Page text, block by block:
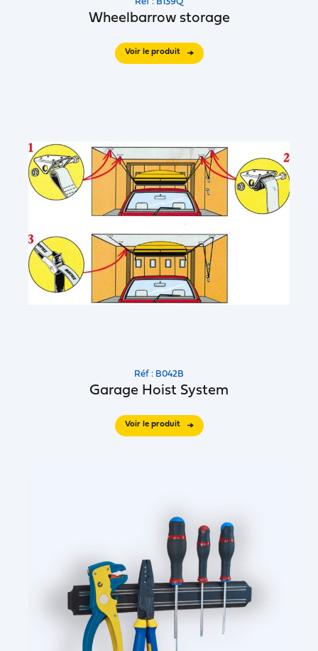
Wheelbarrow storage
Voir le produit
Réf : B042B
Garage Hoist System
Voir le produit